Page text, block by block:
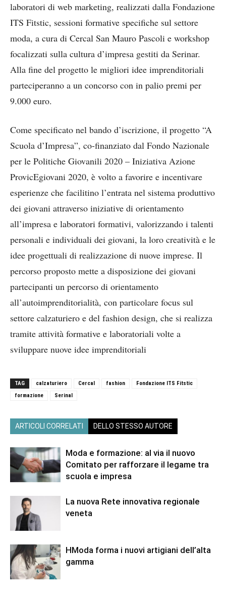
laboratori di web marketing, realizzati dalla Fondazione
ITS Fitstic, sessioni formative specifiche sul settore
moda, a cura di Cercal San Mauro Pascoli e workshop
focalizzati sulla cultura d’impresa gestiti da Serinar.
Alla fine del progetto le migliori idee imprenditoriali
parteciperanno a un concorso con in palio premi per
9.000 euro.
Come specificato nel bando d’iscrizione, il progetto “A
Scuola d’Impresa”, co-finanziato dal Fondo Nazionale
per le Politiche Giovanili 2020 – Iniziativa Azione
ProvicEgiovani 2020, è volto a favorire e incentivare
esperienze che facilitino l’entrata nel sistema produttivo
dei giovani attraverso iniziative di orientamento
all’impresa e laboratori formativi, valorizzando i talenti
personali e individuali dei giovani, la loro creatività e le
idee progettuali di realizzazione di nuove imprese. Il
percorso proposto mette a disposizione dei giovani
partecipanti un percorso di orientamento
all’autoimprenditorialità, con particolare focus sul
settore calzaturiero e del fashion design, che si realizza
tramite attività formative e laboratoriali volte a
sviluppare nuove idee imprenditoriali
TAG calzaturiero Cercal fashion
Fondazione ITS Fitstic
formazione
Serinal
ARTICOLI CORRELATI DELLO STESSO AUTORE
Moda e formazione: al via il nuovo
Comitato per rafforzare il legame tra
scuola e impresa
La nuova Rete innovativa regionale
veneta
HModa forma i nuovi artigiani dell’alta
gamma